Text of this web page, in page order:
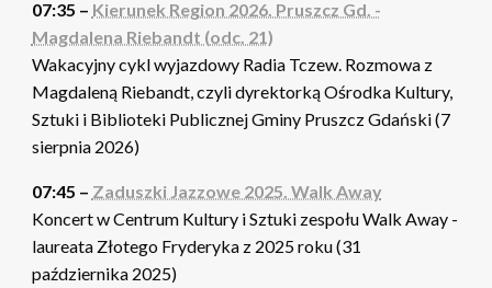
07:35 – Kierunek Region 2026. Pruszcz Gd. -
Magdalena Riebandt (odc. 21)
Wakacyjny cykl wyjazdowy Radia Tczew. Rozmowa z
Magdaleną Riebandt, czyli dyrektorką Ośrodka Kultury,
Sztuki i Biblioteki Publicznej Gminy Pruszcz Gdański (7
sierpnia 2026)
07:45 – Zaduszki Jazzowe 2025. Walk Away
Koncert w Centrum Kultury i Sztuki zespołu Walk Away -
laureata Złotego Fryderyka z 2025 roku (31
października 2025)